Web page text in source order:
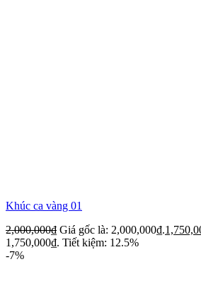
Khúc ca vàng 01
2,000,000₫ Giá gốc là: 2,000,000₫.
1,750,000₫. Tiết kiệm: 12.5%
-7%